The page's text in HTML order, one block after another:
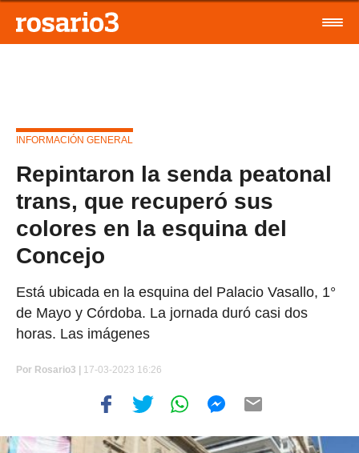
INFORMACIÓN GENERAL
Repintaron la senda peatonal
trans, que recuperó sus
colores en la esquina del
Concejo
Está ubicada en la esquina del Palacio Vasallo, 1°
de Mayo y Córdoba. La jornada duró casi dos
horas. Las imágenes
Por Rosario3 | 17-03-2023 16:26